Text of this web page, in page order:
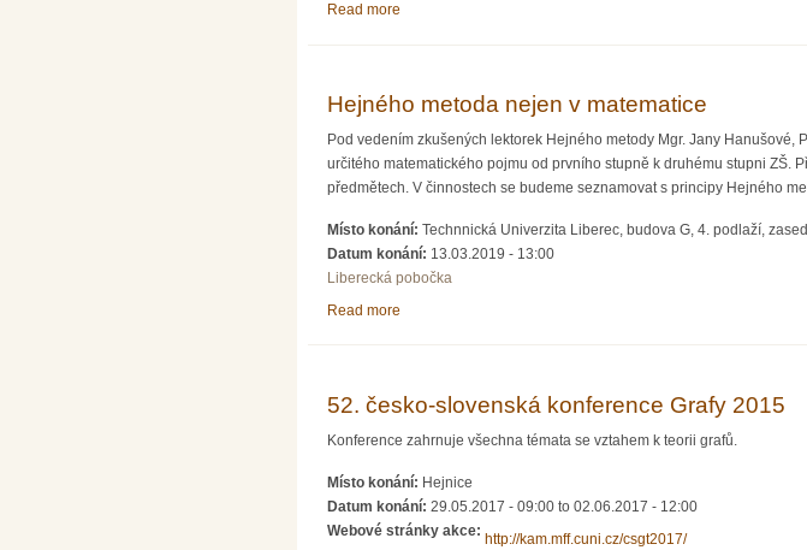
Read more
Hejného metoda nejen v matematice
Pod vedením zkušených lektorek Hejného metody Mgr. Jany
určitého matematického pojmu od prvního stupně k druhému stupni ZŠ.
předmětech. V činnostech se budeme seznamovat s principy Hejného
Místo konání: Technnická Univerzita Liberec, budova G, 4. podlaží,
Datum konání: 13.03.2019 - 13:00
Liberecká pobočka
Read more
52. česko-slovenská konference Grafy 2015
Konference zahrnuje všechna témata se vztahem k teorii grafů.
Místo konání: Hejnice
Datum konání: 29.05.2017 - 09:00 to 02.06.2017 - 12:00
Webové stránky akce:
http://kam.mff.cuni.cz/csgt2017/